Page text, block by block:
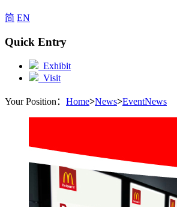
简 EN
Quick Entry
Exhibit
Visit
Your Position： Home>News>EventNews